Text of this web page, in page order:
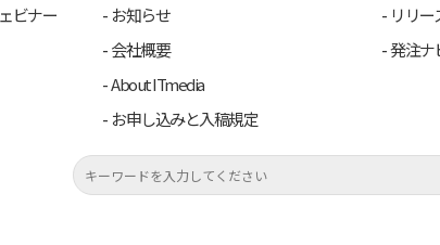
ビナー
お知らせ
会社概要
About ITmedia
お申し込みと入稿規定
リリ
発注ナ